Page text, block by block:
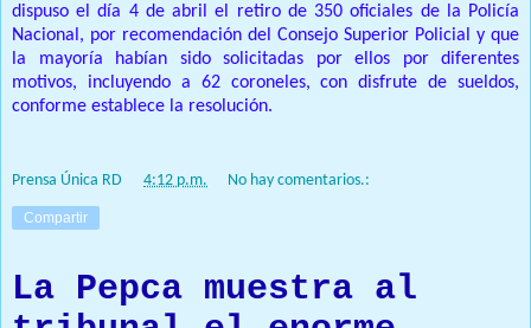
dispuso el día 4 de abril el retiro de 350 oficiales de la Policía
Nacional, por recomendación del Consejo Superior Policial y que
la mayoría habían sido solicitadas por ellos por diferentes
motivos, incluyendo a 62 coroneles, con disfrute de sueldos,
conforme establece la resolución.
Prensa Única RD 4:12 p.m. No hay comentarios.:
Compartir
La Pepca muestra al